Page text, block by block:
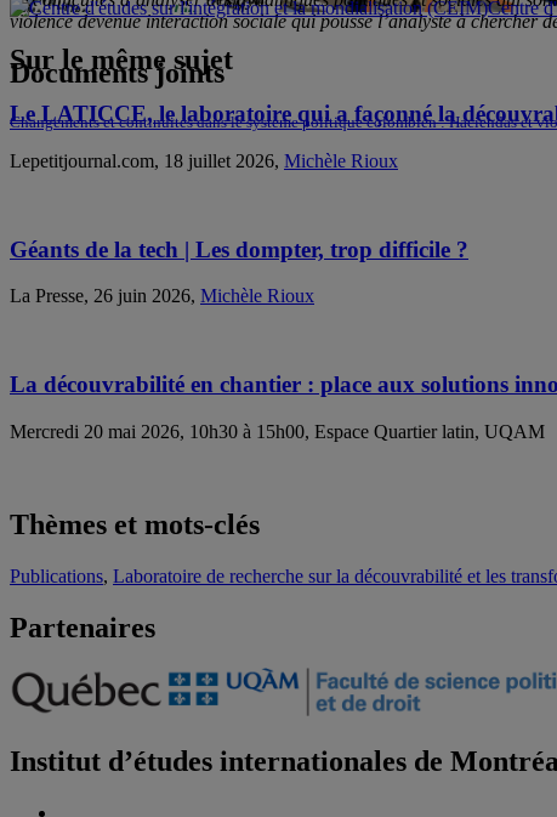
violence devenue interaction sociale qui pousse l’analyste à chercher
Documents joints
Changements et continuités dans le système politique colombien : Haciendas et
Centre
Sur le même sujet
Le LATICCE, le laboratoire qui a façonné la
Lepetitjournal.com, 18 juillet 2026, Michèle Rioux
Géants de la tech | Les dompter, trop difficile ?
La Presse, 26 juin 2026, Michèle Rioux
La découvrabilité en chantier : place aux solutions
Mercredi 20 mai 2026, 10h30 à 15h00, Espace Quartier latin, UQAM
Thèmes et mots-clés
Publications, Laboratoire de recherche sur la découvrabilité et les
Partenaires
Institut d’études internationales de